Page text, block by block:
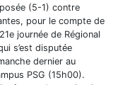
(5-1) contre
pour le compte de
journée de Régional
s’est disputée
dernier au
PSG (15h00).